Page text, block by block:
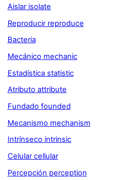
Aislar isolate
Reproducir reproduce
Bacteria
Mecánico mechanic
Estadística statistic
Atributo attribute
Fundado founded
Mecanismo mechanism
Intrínseco intrinsic
Celular cellular
Percepción perception